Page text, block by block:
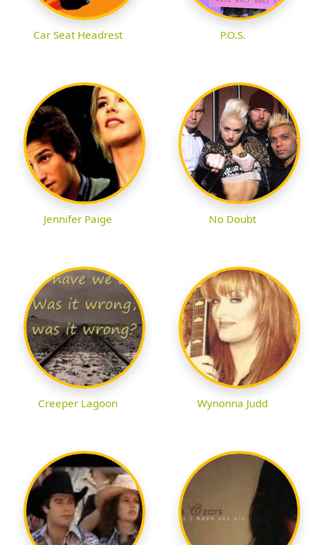
Car Seat Headrest P.O.S.
Jennifer Paige No Doubt
Creeper Lagoon Wynonna Judd